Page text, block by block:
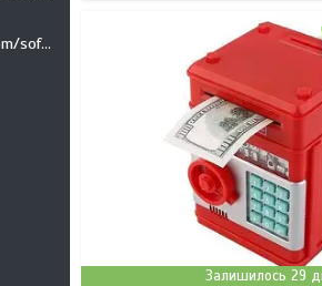
https://www.instagram.com/soft_postels/
Залишилось 29